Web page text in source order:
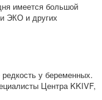
имеется большой
ЭКО и других
у беременных.
Центра KKIVF,